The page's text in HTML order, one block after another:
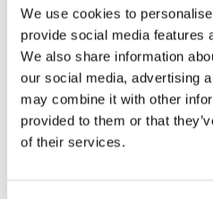
We use cookies to
provide social media features
We also share information
our social media, advertising
may combine it with other
provided to them or that
of their services.